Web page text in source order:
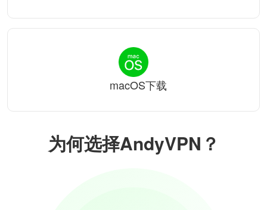
为何选择AndyVPN？
macOS下载